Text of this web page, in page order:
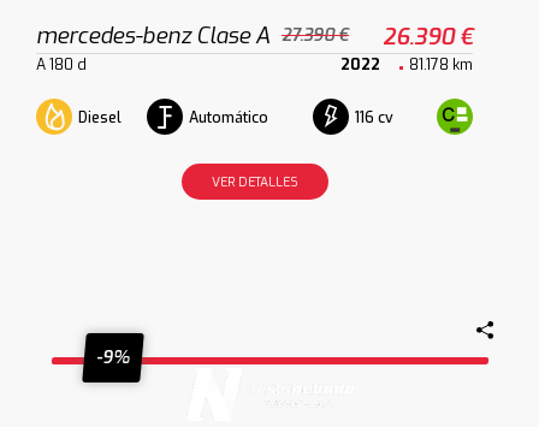
mercedes-benz Clase A 27.390 € 26.390 €
A 180 d 2022 81.178 km
Diesel Automático 116 cv
VER DETALLES
-9%